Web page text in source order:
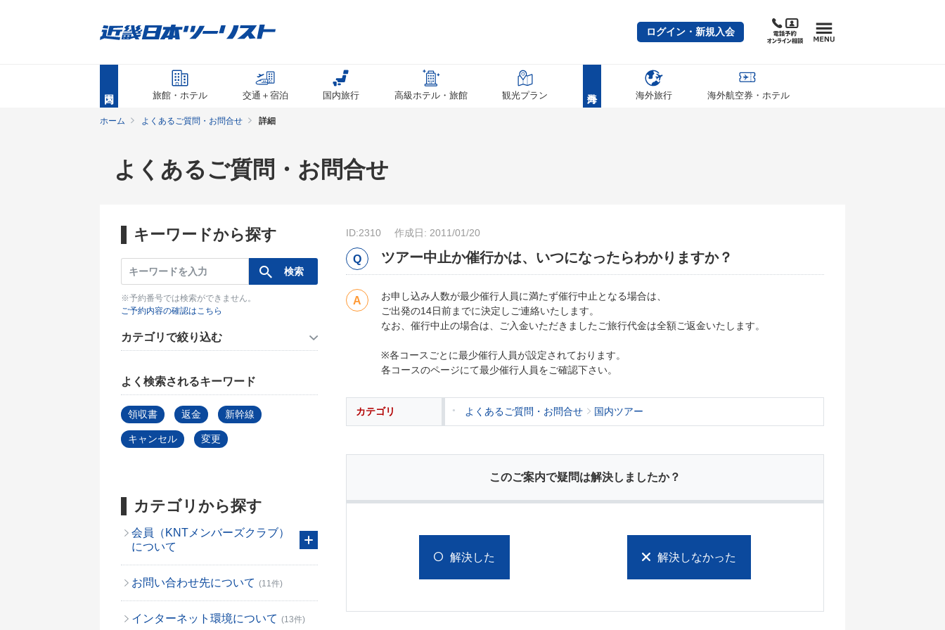
ログイン・新規入会
旅館・ホテル 交通＋宿泊 国内旅行 高級ホテル・旅館 観光プラン 海外旅行 海外航空券・ホテル
ホーム よくあるご質問・お問合せ 詳細
よくあるご質問・お問合せ
キーワードから探す
※予約番号では検索ができません。
ご予約内容の確認はこちら
カテゴリで絞り込む
よく検索されるキーワード
領収書 返金 新幹線
キャンセル 変更
カテゴリから探す
会員（KNTメンバーズクラブ）
について
お問い合わせ先について (11件)
インターネット環境について (13件)
ID:2310 作成日: 2011/01/20
ツアー中止か催行かは、いつになったらわかりますか？
お申し込み人数が最少催行人員に満たず催行中止となる場合は、
ご出発の14日前までに決定しご連絡いたします。
なお、催行中止の場合は、ご入金いただきましたご旅行代金は全額ご返金いたします。
※各コースごとに最少催行人員が設定されております。
各コースのページにて最少催行人員をご確認下さい。
カテゴリ よくあるご質問・お問合せ 国内ツアー
このご案内で疑問は解決しましたか？
解決した 解決しなかった